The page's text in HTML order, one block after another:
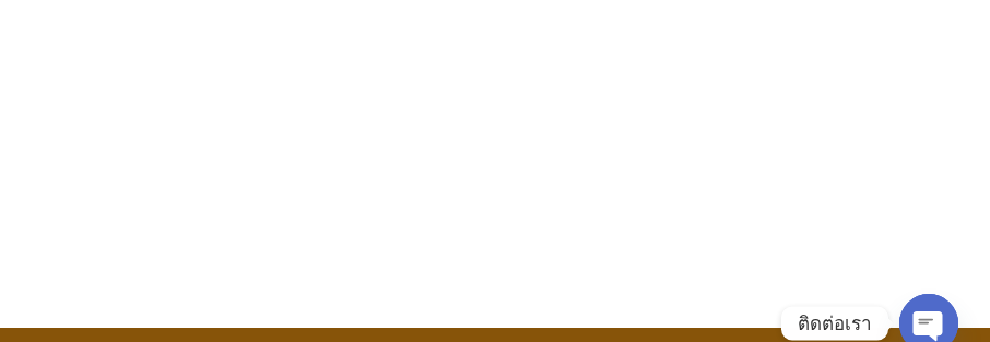
ติดต่อเรา